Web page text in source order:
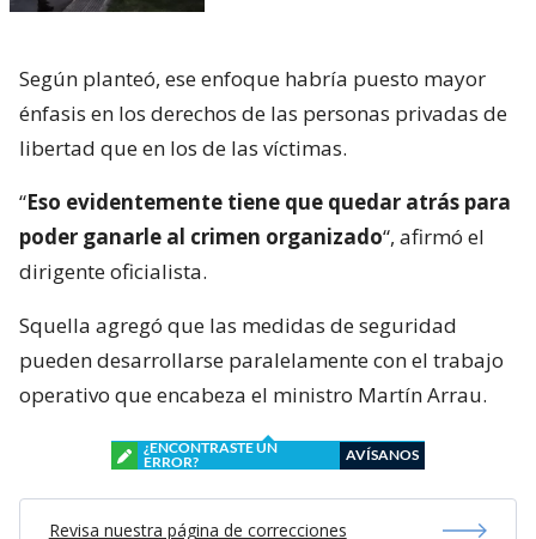
Según planteó, ese enfoque habría puesto mayor
énfasis en los derechos de las personas privadas de
libertad que en los de las víctimas.
“Eso evidentemente tiene que quedar atrás para
poder ganarle al crimen organizado“, afirmó el
dirigente oficialista.
Squella agregó que las medidas de seguridad
pueden desarrollarse paralelamente con el trabajo
operativo que encabeza el ministro Martín Arrau.
¿ENCONTRASTE UN
ERROR?
AVÍSANOS
Revisa nuestra página de correcciones